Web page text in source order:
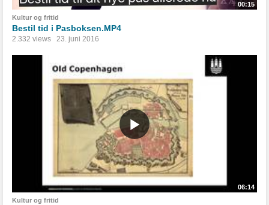
00:15
Kultur og fritid
Bestil tid i Pasboksen.MP4
2.332 views 23. juni 2016
06:14
Kultur og fritid